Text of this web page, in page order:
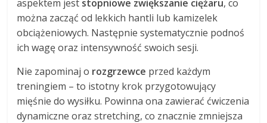
aspektem jest stopniowe zwiększanie ciężaru, co
można zacząć od lekkich hantli lub kamizelek
obciążeniowych. Następnie systematycznie podnoś
ich wagę oraz intensywność swoich sesji.
Nie zapominaj o rozgrzewce przed każdym
treningiem – to istotny krok przygotowujący
mięśnie do wysiłku. Powinna ona zawierać ćwiczenia
dynamiczne oraz stretching, co znacznie zmniejsza